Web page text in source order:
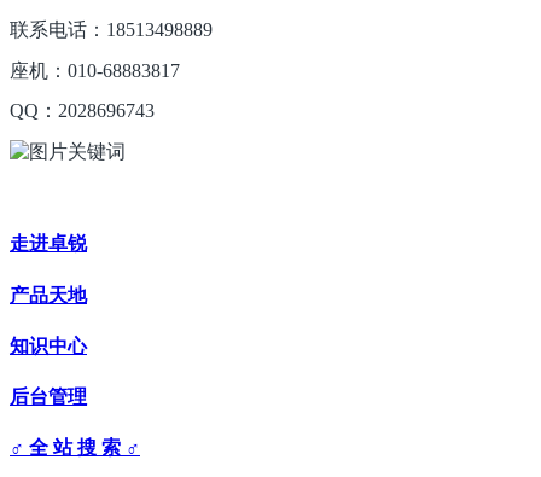
联系电话：18513498889
座机：010-68883817
QQ：2028696743
走进卓锐
产品天地
知识中心
后台管理
♂ 全 站 搜 索 ♂